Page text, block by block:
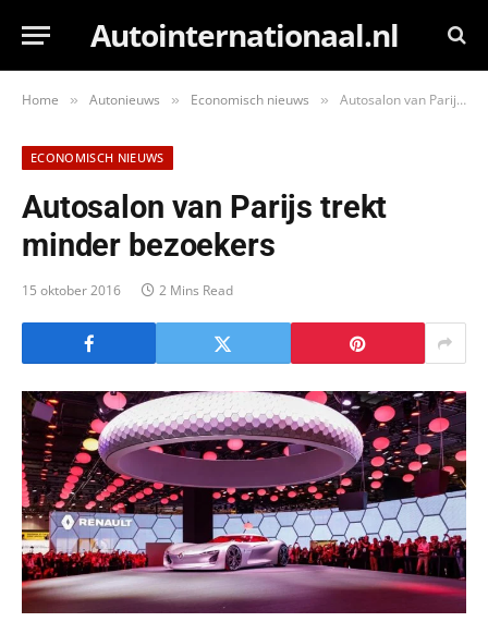
Autointernationaal.nl
Home » Autonieuws » Economisch nieuws » Autosalon van Parijs trekt minder bezoekers
ECONOMISCH NIEUWS
Autosalon van Parijs trekt
minder bezoekers
15 oktober 2016 2 Mins Read